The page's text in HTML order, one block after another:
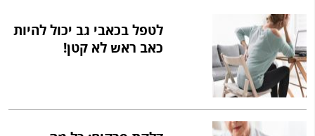
לטפל בכאבי גב יכול להיות
כאב ראש לא קטן!